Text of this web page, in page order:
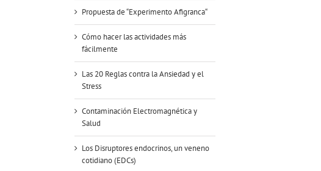
Propuesta de “Experimento Afigranca“
Cómo hacer las actividades más
fácilmente
Las 20 Reglas contra la Ansiedad y el
Stress
Contaminación Electromagnética y
Salud
Los Disruptores endocrinos, un veneno
cotidiano (EDCs)